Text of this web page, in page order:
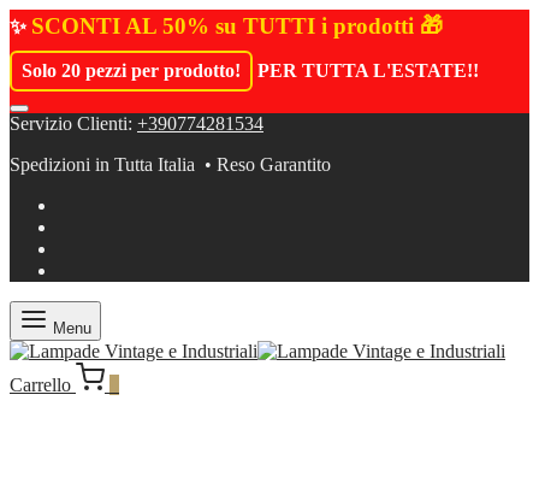
✨ SCONTI AL 50% su TUTTI i prodotti 🎁
Solo 20 pezzi per prodotto! PER TUTTA L'ESTATE!!
Servizio Clienti: +390774281534
Spedizioni in Tutta Italia • Reso Garantito
Menu
Carrello